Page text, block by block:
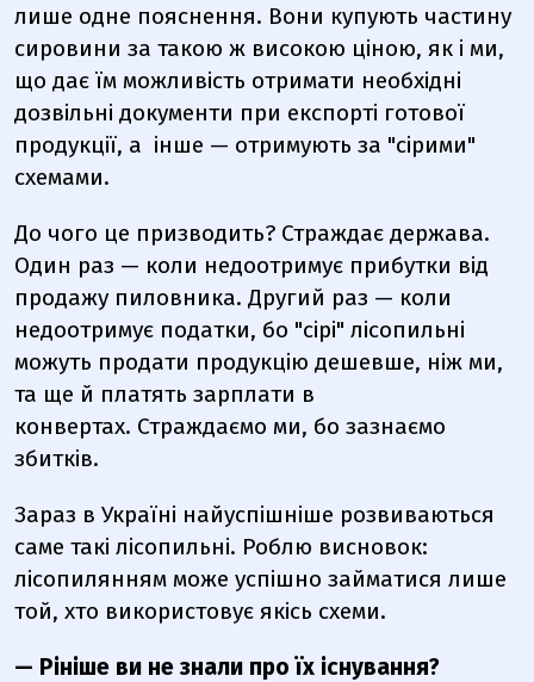
лише одне пояснення. Вони купують частину
сировини за такою ж високою ціною, як і ми,
що дає їм можливість отримати необхідні
дозвільні документи при експорті готової
продукції, а інше — отримують за "сірими"
схемами.
До чого це призводить? Страждає держава.
Один раз — коли недоотримує прибутки від
продажу пиловника. Другий раз — коли
недоотримує податки, бо "сірі" лісопильні
можуть продати продукцію дешевше, ніж ми,
та ще й платять зарплати в
конвертах. Страждаємо ми, бо зазнаємо
збитків.
Зараз в Україні найуспішніше розвиваються
саме такі лісопильні. Роблю висновок:
лісопилянням може успішно займатися лише
той, хто використовує якісь схеми.
— Рініше ви не знали про їх існування?